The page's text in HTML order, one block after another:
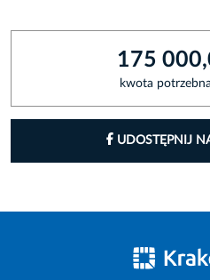
175
kwota
UDOSTĘPNIJ